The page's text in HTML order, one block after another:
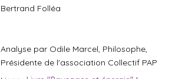
Bertrand Folléa
Analyse par Odile Marcel, Philosophe,
Présidente de l'association Collectif PAP